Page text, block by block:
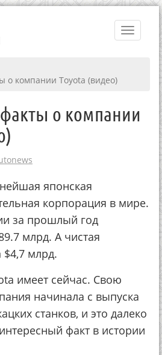
Toggle
о компании Toyota (видео)
о компании
японская
корпорация в мире.
за прошлый год
млрд. А чистая
$4,7 млрд.
имеет сейчас. Свою
начинала с выпуска
станков, и это далеко
факт в истории